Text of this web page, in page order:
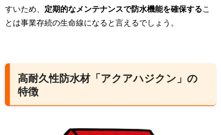
すいため、 定期的なメンテナンスで防水機能を確保するこ
とは事業存続の生命線になると言えるでしょう。
高耐久性防水材「アクアハジクン」の
特徴